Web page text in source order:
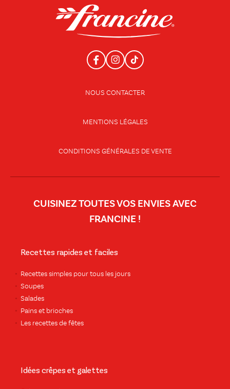
NOUS CONTACTER
MENTIONS LÉGALES
CONDITIONS GÉNÉRALES DE VENTE
CUISINEZ TOUTES VOS ENVIES AVEC
FRANCINE !
Recettes rapides et faciles
Recettes simples pour tous les jours
Soupes
Salades
Pains et brioches
Les recettes de fêtes
Idées crêpes et galettes